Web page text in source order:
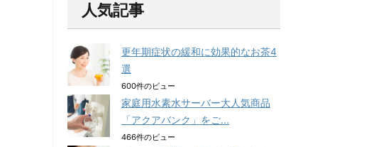
人気記事
更年期症状の緩和に効果的なお茶4
選
600件のビュー
家庭用水素水サーバー大人気商品
「アクアバンク」をご...
466件のビュー